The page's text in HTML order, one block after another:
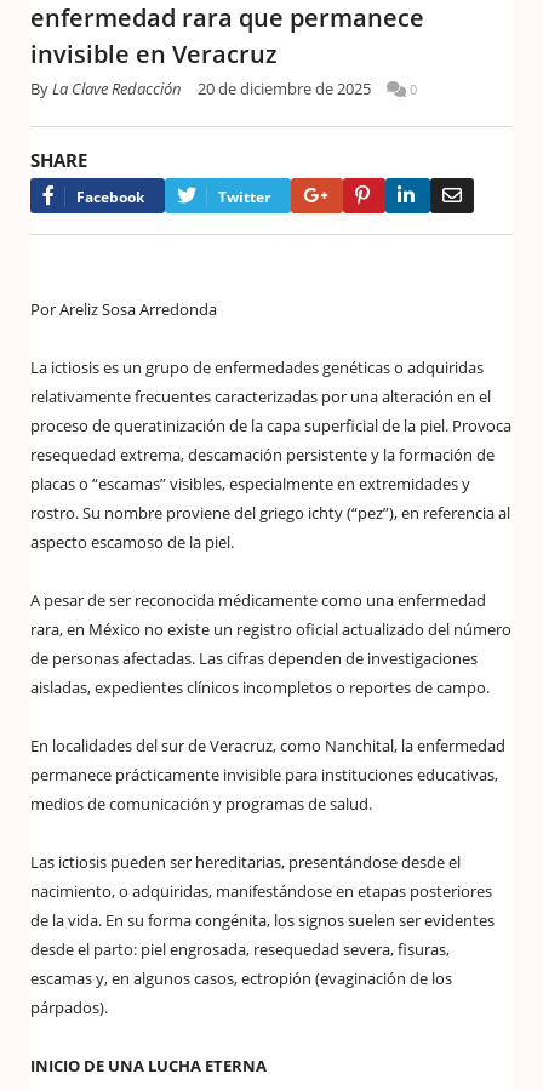
enfermedad rara que permanece
invisible en Veracruz
ByLa Clave Redacción 20 de diciembre de 2025 0
SHARE
Facebook Twitter Google+PinterestLinkedIn
Por Areliz Sosa Arredonda
La ictiosis es un grupo de enfermedades genéticas o adquiridas
relativamente frecuentes caracterizadas por una alteración en el
proceso de queratinización de la capa superficial de la piel. Provoca
resequedad extrema, descamación persistente y la formación de
placas o “escamas” visibles, especialmente en extremidades y
rostro. Su nombre proviene del griego ichty (“pez”), en referencia al
aspecto escamoso de la piel.
A pesar de ser reconocida médicamente como una enfermedad
rara, en México no existe un registro oficial actualizado del número
de personas afectadas. Las cifras dependen de investigaciones
aisladas, expedientes clínicos incompletos o reportes de campo.
En localidades del sur de Veracruz, como Nanchital, la enfermedad
permanece prácticamente invisible para instituciones educativas,
medios de comunicación y programas de salud.
Las ictiosis pueden ser hereditarias, presentándose desde el
nacimiento, o adquiridas, manifestándose en etapas posteriores
de la vida. En su forma congénita, los signos suelen ser evidentes
desde el parto: piel engrosada, resequedad severa, fisuras,
escamas y, en algunos casos, ectropión (evaginación de los
párpados).
INICIO DE UNA LUCHA ETERNA